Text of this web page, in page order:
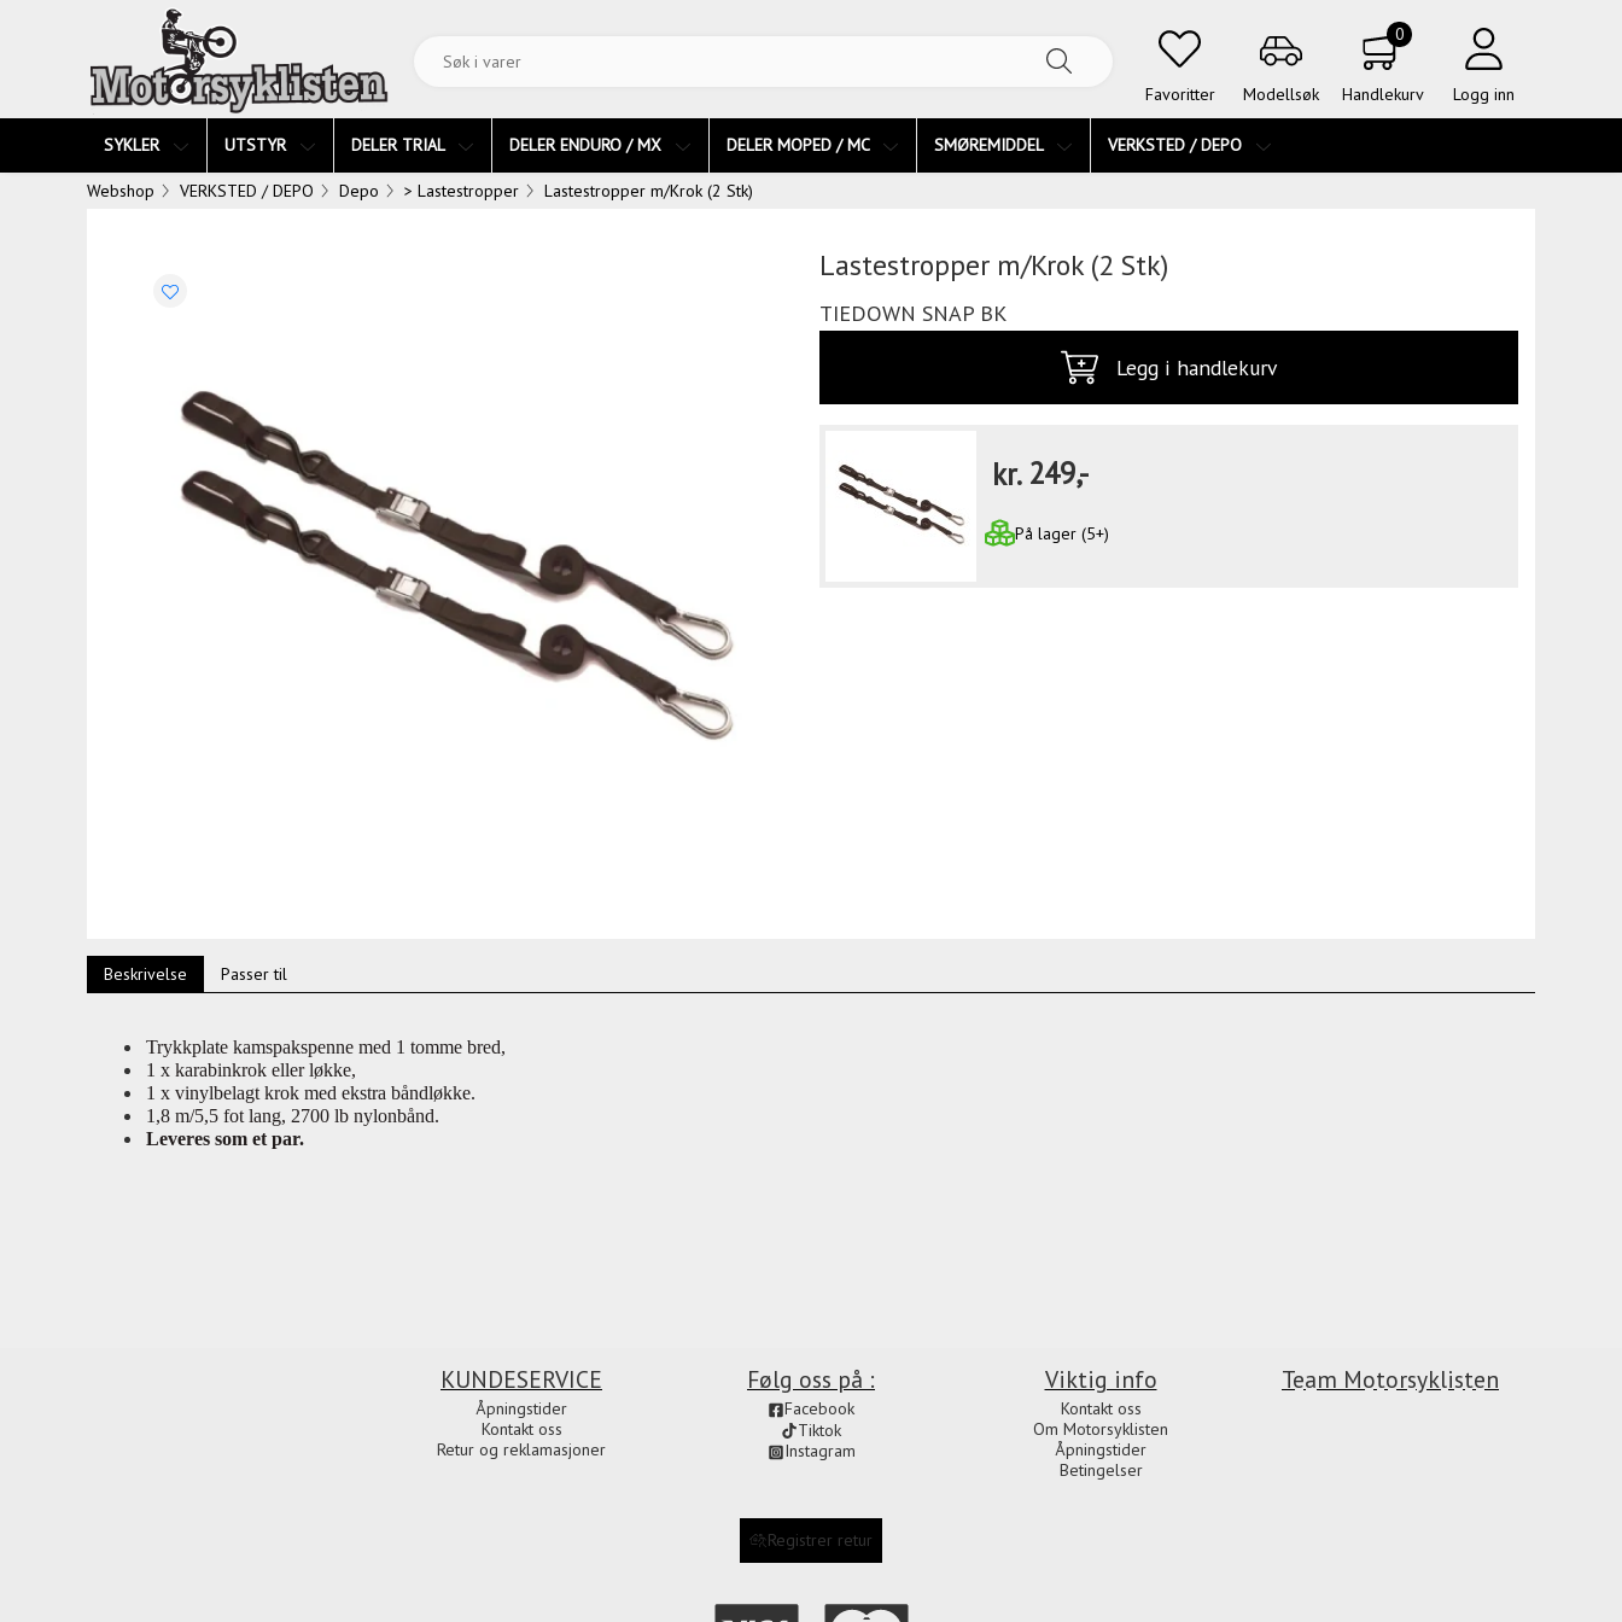
Favoritter Modellsøk
0
Handlekurv Logg inn
SYKLER UTSTYR DELER TRIAL DELER ENDURO / MX DELER MOPED / MC SMØREMIDDEL VERKSTED / DEPO
Webshop VERKSTED / DEPO Depo > Lastestropper Lastestropper m/Krok (2 Stk)
Lastestropper m/Krok (2 Stk)
TIEDOWN SNAP BK
Legg i handlekurv
kr. 249,-
På lager (5+)
Beskrivelse Passer til
Trykkplate kamspakspenne med 1 tomme bred,
1 x karabinkrok eller løkke,
1 x vinylbelagt krok med ekstra båndløkke.
1,8 m/5,5 fot lang, 2700 lb nylonbånd.
Leveres som et par.
Team Motorsyklisten
Viktig info
Kontakt oss
Om Motorsyklisten
Åpningstider
Betingelser
Følg oss på :
Facebook
Tiktok
Instagram
KUNDESERVICE
Åpningstider
Kontakt oss
Retur og reklamasjoner
Registrer retur